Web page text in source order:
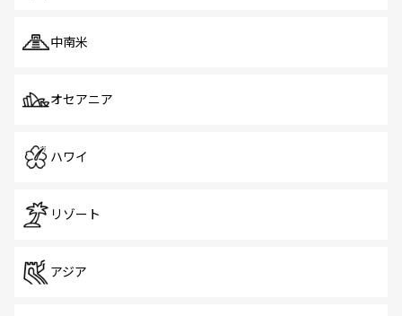
中南米
オセアニア
ハワイ
リゾート
アジア